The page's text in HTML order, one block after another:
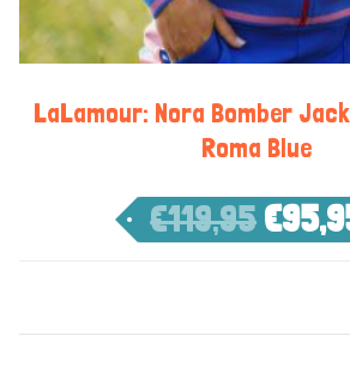
LaLamour: Nora Bomber
Roma Blue
€119,95 €